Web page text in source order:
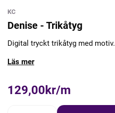
KC
Denise - Trikåtyg
Digital tryckt trikåtyg med motiv.
Läs mer
129,00kr/m